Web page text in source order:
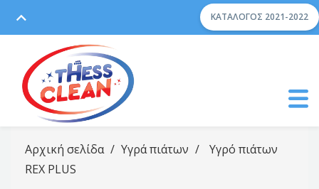
ΚΑΤΆΛΟΓΟΣ 2021-2022
Αρχική σελίδα / Υγρά πιάτων /
Υγρό πιάτων
REX PLUS